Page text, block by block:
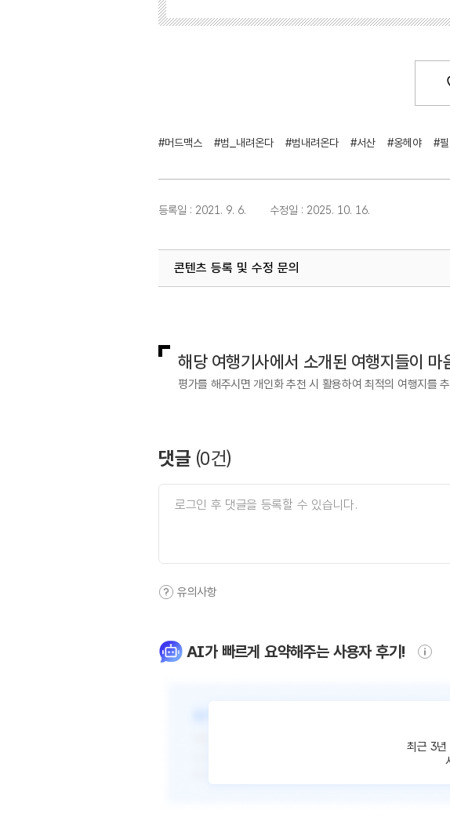
#머드맥스 #범_내려온다 #범내려온다 #서산 #옹헤야 #
등록일 : 2021. 9. 6. 수정일 : 2025. 10. 16.
콘텐츠 등록 및 수정 문의
해당 여행기사에서 소개된 여행지들이 마
평가를 해주시면 개인화 추천 시 활용하여 최적의 여행지를
댓글 (0건)
유의사항
AI가 빠르게 요약해주는 사용자 후기!
최근 3년